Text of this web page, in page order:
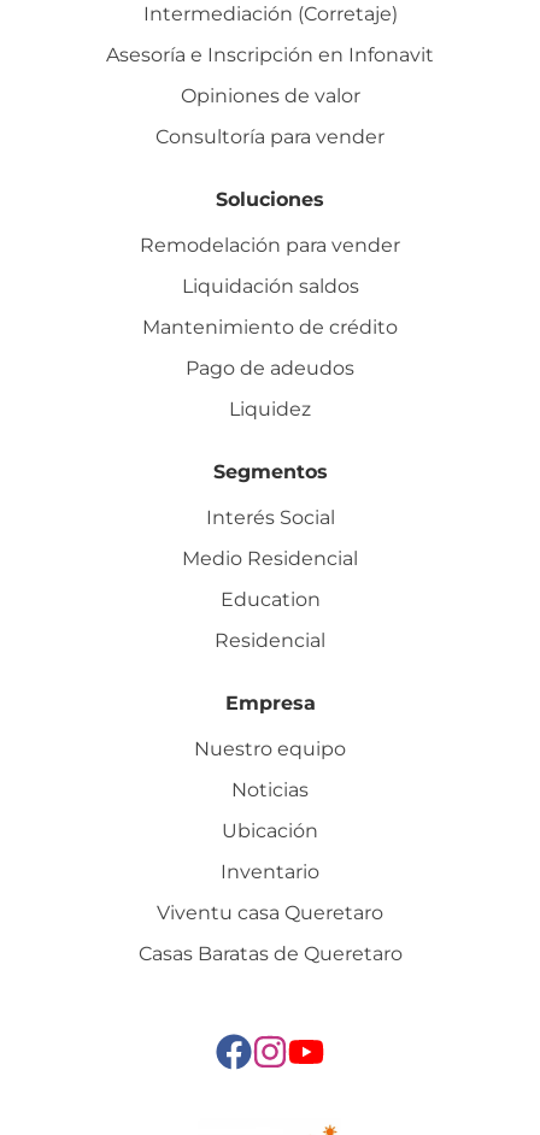
Intermediación (Corretaje)
Asesoría e Inscripción en Infonavit
Opiniones de valor
Consultoría para vender
Soluciones
Remodelación para vender
Liquidación saldos
Mantenimiento de crédito
Pago de adeudos
Liquidez
Segmentos
Interés Social
Medio Residencial
Education
Residencial
Empresa
Nuestro equipo
Noticias
Ubicación
Inventario
Viventu casa Queretaro
Casas Baratas de Queretaro